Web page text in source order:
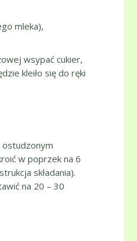
mleka),
wsypać cukier,
kleiło się do ręki
ostudzonym
w poprzek na 6
składania).
na 20 – 30